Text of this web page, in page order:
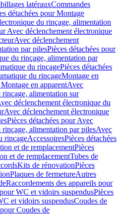
latérauxCommandes
détachées pour Montage
du rinçage, alimentation
Avec déclenchement électronique
Avec déclenchement
par pilesPièces détachées pour
du rinçage, alimentation par
du rinçagePièces détachées
du rinçageMontage en
en apparentAvec
alimentation sur
déclenchement électronique du
Avec déclenchement électronique
Pièces détachées pour Avec
alimentation par pilesAvec
rinçageAccessoiresPièces détachées
et de remplacementPièces
et de remplacementTubes de
Kits de rénovationPièces
Plaques de fermetureAutres
Raccordements des appareils pour
WC et vidoirs suspendusPièces
et vidoirs suspendusCoudes de
Coudes de